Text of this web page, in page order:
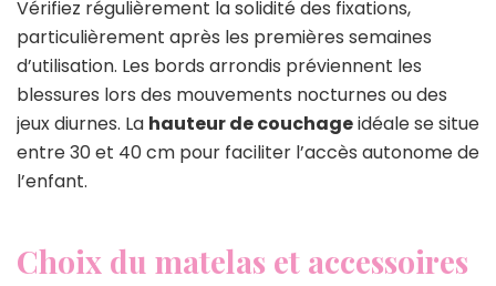
Vérifiez régulièrement la solidité des fixations,
particulièrement après les premières semaines
d’utilisation. Les bords arrondis préviennent les
blessures lors des mouvements nocturnes ou des
jeux diurnes. La hauteur de couchageidéale se situe
entre 30 et 40 cm pour faciliter l’accès autonome de
l’enfant.
Choix du matelas et accessoires